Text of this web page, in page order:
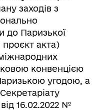
заходів з
до Паризької
проєкт акта)
конвенцією
угодою, а
16.02.2022 №